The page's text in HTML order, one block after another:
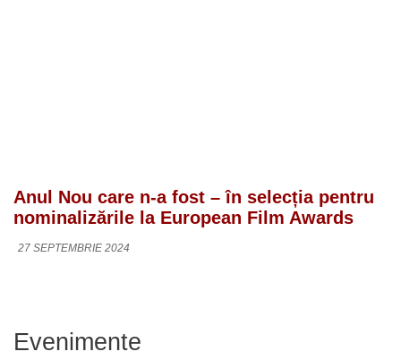
Anul Nou care n-a fost – în selecția pentru
nominalizările la European Film Awards
27 SEPTEMBRIE 2024
Evenimente